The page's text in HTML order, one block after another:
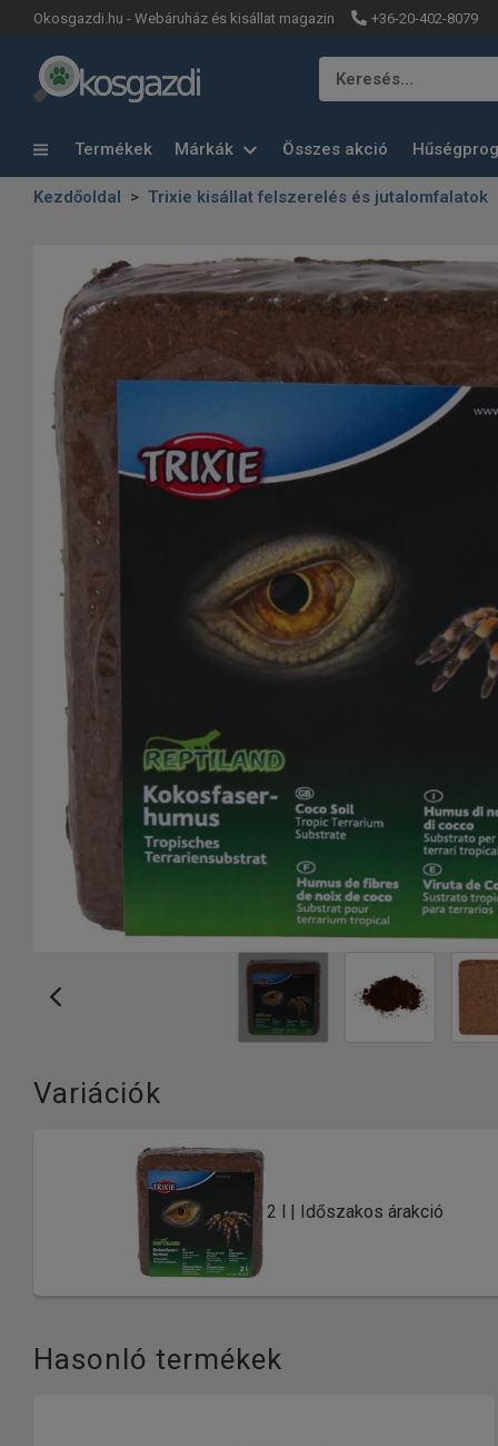
Okosgazdi.hu - Webáruház és kisállat magazin +36-20-402-8079
Keresés…
Termékek Márkák Összes akció
Kezdőoldal Trixie kisállat felszerelés és jutalomfalatok
Variációk
2 l | Időszakos árakció
Hasonló termékek